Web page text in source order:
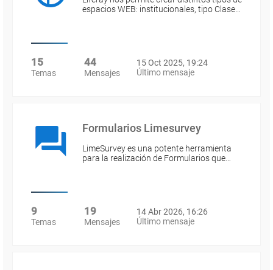
espacios WEB: institucionales, tipo Clase…
15
Temas
44
Mensajes
15 Oct 2025, 19:24
Último mensaje
Formularios Limesurvey
LimeSurvey es una potente herramienta
para la realización de Formularios que…
9
Temas
19
Mensajes
14 Abr 2026, 16:26
Último mensaje